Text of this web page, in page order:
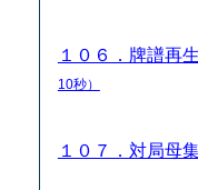
１０６．牌譜再
10秒）
１０７．対局母